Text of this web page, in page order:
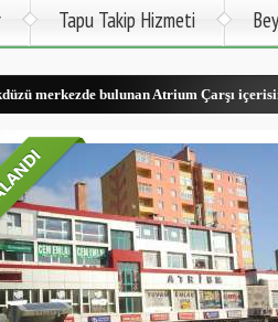
Öğretmen Evi Faaliyete Başladı
Açıkladı. 2017'de Metro Beylikdüzü'nde
Büyükşehir'de Kapalı Yüzme Havuzu Çok Yakında
Tapu Takip Hizmeti
merkezde bulunan Atrium Çarşı